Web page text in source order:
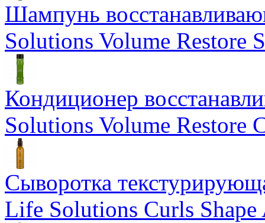
Шампунь
Solutions Volume Restore
Кондиционер
Solutions Volume Restore
Сыворотка
Life Solutions Curls